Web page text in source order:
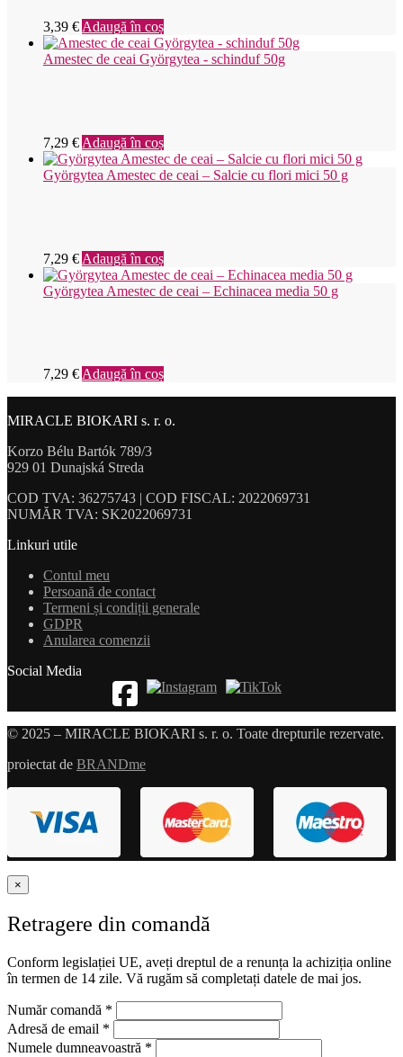
3,39 € Adaugă în coș
Amestec de ceai Györgytea - schinduf 50g
7,29 € Adaugă în coș
Györgytea Amestec de ceai – Salcie cu flori mici 50 g
7,29 € Adaugă în coș
Györgytea Amestec de ceai – Echinacea media 50 g
7,29 €Adaugă în coș
MIRACLE BIOKARI s. r. o.
Korzo Bélu Bartók 789/3
929 01 Dunajská Streda
COD TVA: 36275743 | COD FISCAL: 2022069731
NUMĂR TVA: SK2022069731
Linkuri utile
Contul meu
Persoană de contact
Termeni și condiții generale
GDPR
Anularea comenzii
Social Media
© 2025 – MIRACLE BIOKARI s. r. o. Toate drepturile rezervate.
proiectat de BRANDme
×
Retragere din comandă
Conform legislației UE, aveți dreptul de a renunța la achiziția online
în termen de 14 zile. Vă rugăm să completați datele de mai jos.
Număr comandă *
Adresă de email *
Numele dumneavoastră *